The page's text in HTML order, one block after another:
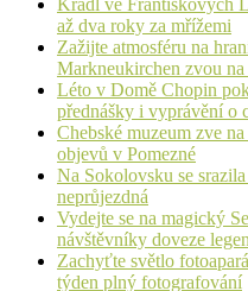
až dva roky za mřížemi
Zažijte atmosféru na
Markneukirchen zvou
Léto v Domě Chopin
přednášky i vyprávění o
Chebské muzeum zve
objevů v Pomezné
Na Sokolovsku se
neprůjezdná
Vydejte se na magický
návštěvníky doveze
Zachyťte světlo
týden plný fotografování